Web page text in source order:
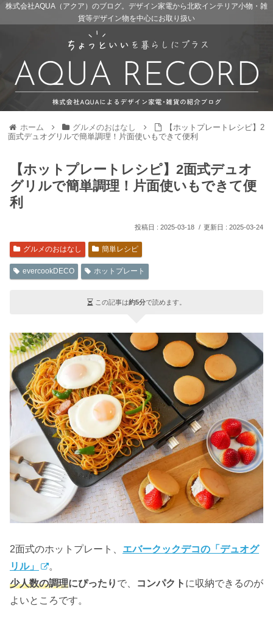
株式会社AQUA（アクア）のブログ。デザイン家電から北欧インテリア小物・雑
貨等デザイン物を中心にお取り扱い
ホーム グルメのおはなし
【ホットプレートレシピ】2
面式デュオグリルで簡単調理！片面使いもできて便利
【ホットプレートレシピ】2面式デュオ
グリルで簡単調理！片面使いもできて便
利
2025-03-18 2025-03-24
グルメのおはなし 簡単レシピ
evercookDECO ホットプレート
この記事は約5分で読めます。
2面式のホットプレート、 エバークックデコの「デュオグ
リル」
。
少人数の調理にぴったり で、 コンパクト に収納できるのが
よいところです。